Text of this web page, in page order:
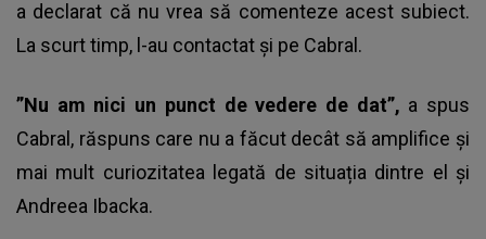
a declarat că nu vrea să comenteze acest subiect.
La scurt timp, l-au contactat și pe Cabral.
”Nu am nici un punct de vedere de dat”, a spus
Cabral, răspuns care nu a făcut decât să amplifice și
mai mult curiozitatea legată de situația dintre el și
Andreea Ibacka.